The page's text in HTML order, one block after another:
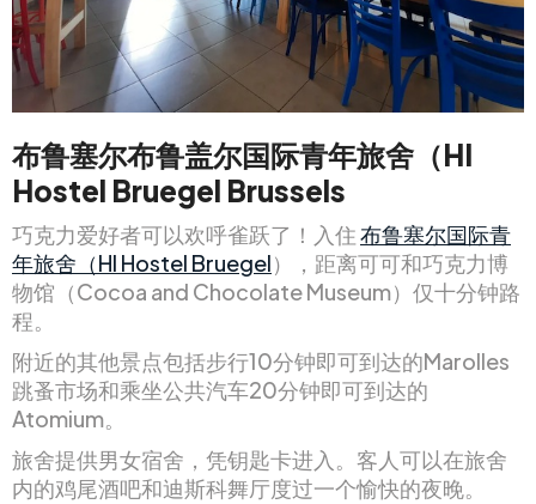
布鲁塞尔布鲁盖尔国际青年旅舍（HI
Hostel Bruegel Brussels
巧克力爱好者可以欢呼雀跃了！入住布鲁塞尔国际青
年旅舍（HI Hostel Bruegel），距离可可和巧克力博
物馆（Cocoa and Chocolate Museum）仅十分钟路
程。
附近的其他景点包括步行10分钟即可到达的Marolles
跳蚤市场和乘坐公共汽车20分钟即可到达的
Atomium。
旅舍提供男女宿舍，凭钥匙卡进入。客人可以在旅舍
内的鸡尾酒吧和迪斯科舞厅度过一个愉快的夜晚。